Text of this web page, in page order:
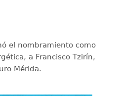
el nombramiento como
a Francisco Tzirín,
Mérida.